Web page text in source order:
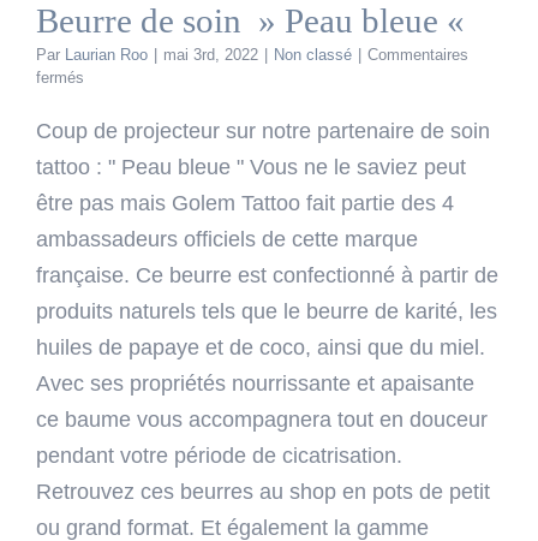
Beurre de soin » Peau bleue «
Par Laurian Roo mai 3rd, 2022 Non classé
Commentaires
fermés
de
»
bleue
«
Coup de projecteur sur notre partenaire de soin
tattoo : " Peau bleue " Vous ne le saviez peut
être pas mais Golem Tattoo fait partie des 4
ambassadeurs officiels de cette marque
française. Ce beurre est confectionné à partir de
produits naturels tels que le beurre de karité, les
huiles de papaye et de coco, ainsi que du miel.
Avec ses propriétés nourrissante et apaisante
ce baume vous accompagnera tout en douceur
pendant votre période de cicatrisation.
Retrouvez ces beurres au shop en pots de petit
ou grand format. Et également la gamme